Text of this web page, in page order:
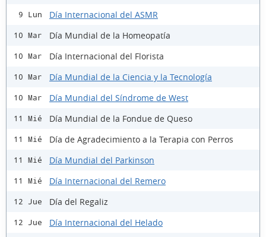
9 Lun Día Internacional del ASMR
10 Mar Día Mundial de la Homeopatía
10 Mar Día Internacional del Florista
10 Mar Día Mundial de la Ciencia y la Tecnología
10 Mar Día Mundial del Síndrome de West
11 Mié Día Mundial de la Fondue de Queso
11 Mié Día de Agradecimiento a la Terapia con Perros
11 Mié Día Mundial del Parkinson
11 Mié Día Internacional del Remero
12 Jue Día del Regaliz
12 Jue Día Internacional del Helado